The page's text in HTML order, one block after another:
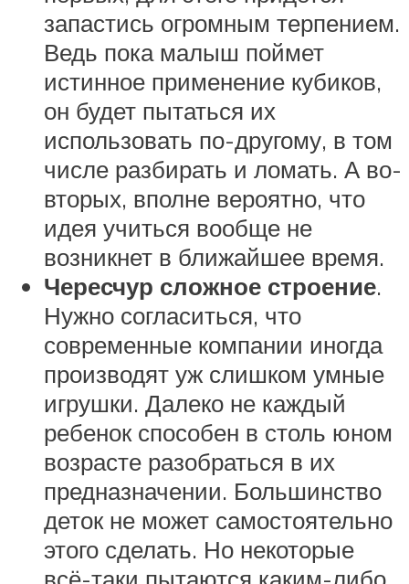
запастись огромным терпением.
Ведь пока малыш поймет
истинное применение кубиков,
он будет пытаться их
использовать по-другому, в том
числе разбирать и ломать. А во-
вторых, вполне вероятно, что
идея учиться вообще не
возникнет в ближайшее время.
Чересчур сложное строение.
Нужно согласиться, что
современные компании иногда
производят уж слишком умные
игрушки. Далеко не каждый
ребенок способен в столь юном
возрасте разобраться в их
предназначении. Большинство
деток не может самостоятельно
этого сделать. Но некоторые